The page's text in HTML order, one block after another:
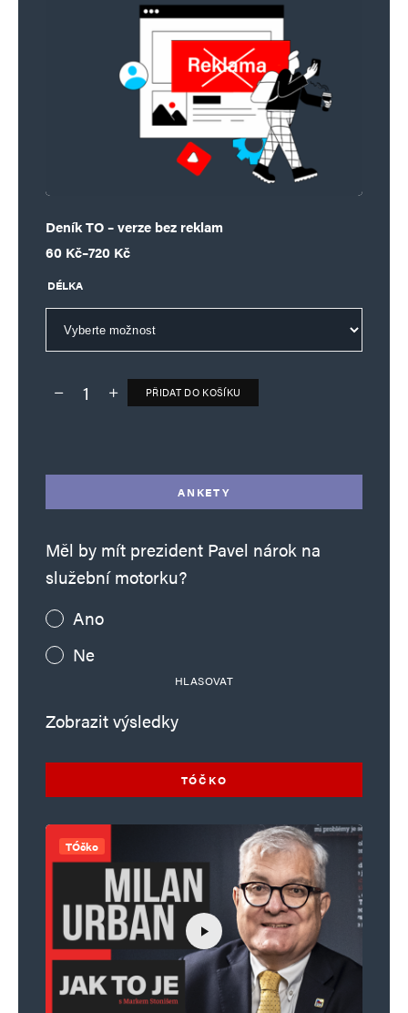
Deník TO – verze bez reklam
60 Kč–720 Kč
Rozpětí cen: 60 Kč až 720 Kč
DÉLKA
Deník TO – verze bez reklam množství
PŘIDAT DO KOŠÍKU
ANKETY
Měl by mít prezident Pavel nárok na
služební motorku?
Ano
Ne
HLASOVAT
Zobrazit výsledky
TÓČKO
TÓčko